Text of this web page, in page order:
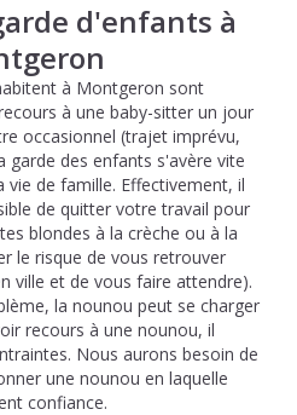
d'enfants à
à Montgeron sont
à une baby-sitter un jour
occasionnel (trajet imprévu,
garde des enfants s'avère vite
de famille. Effectivement, il
de quitter votre travail pour
blondes à la crèche ou à la
le risque de vous retrouver
ville et de vous faire attendre).
la nounou peut se charger
recours à une nounou, il
Nous aurons besoin de
une nounou en laquelle
confiance.